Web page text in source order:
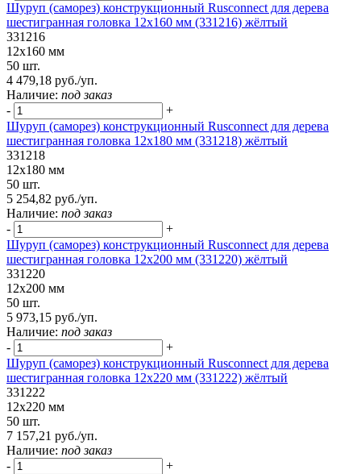
Шуруп (саморез) конструкционный Rusconnect для дерева
шестигранная головка 12х160 мм (331216) жёлтый
331216
12х160 мм
50 шт.
4 479,18 руб./уп.
Наличие: под заказ
-
+
Шуруп (саморез) конструкционный Rusconnect для дерева
шестигранная головка 12х180 мм (331218) жёлтый
331218
12х180 мм
50 шт.
5 254,82 руб./уп.
Наличие: под заказ
-
+
Шуруп (саморез) конструкционный Rusconnect для дерева
шестигранная головка 12х200 мм (331220) жёлтый
331220
12х200 мм
50 шт.
5 973,15 руб./уп.
Наличие: под заказ
-
+
Шуруп (саморез) конструкционный Rusconnect для дерева
шестигранная головка 12х220 мм (331222) жёлтый
331222
12х220 мм
50 шт.
7 157,21 руб./уп.
Наличие: под заказ
-
+